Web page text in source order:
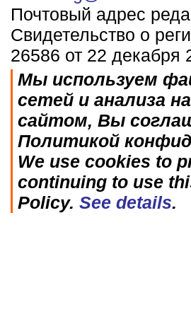
Почтовый адрес
Свидетельство о
26586 от 22 декабря
Мы используем
сетей и анализа
сайтом, Вы
Политикой
We use cookies to
continuing to use
Policy. See details.